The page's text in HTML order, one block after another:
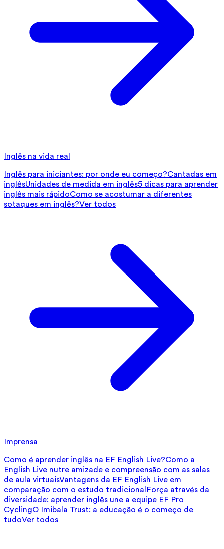
Inglês na vida real
Inglês para iniciantes: por onde eu começo?Cantadas em
inglêsUnidades de medida em inglês5 dicas para aprender
inglês mais rápidoComo se acostumar a diferentes
sotaques em inglês?Ver todos
Imprensa
Como é aprender inglês na EF English Live?Como a
English Live nutre amizade e compreensão com as salas
de aula virtuaisVantagens da EF English Live em
comparação com o estudo tradicional Força através da
diversidade: aprender inglês une a equipe EF Pro
CyclingO Imibala Trust: a educação é o começo de
tudoVer todos